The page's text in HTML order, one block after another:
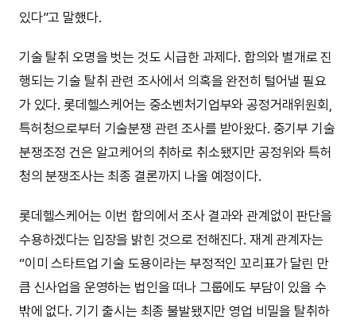
있다”고 말했다.
기술 탈취 오명을 벗는 것도 시급한 과제다. 합의와 별개로 진
행되는 기술 탈취 관련 조사에서 의혹을 완전히 털어낼 필요
가 있다. 롯데헬스케어는 중소벤처기업부와 공정거래위원회,
특허청으로부터 기술분쟁 관련 조사를 받아왔다. 중기부 기술
분쟁조정 건은 알고케어의 취하로 취소됐지만 공정위와 특허
청의 분쟁조사는 최종 결론까지 나올 예정이다.
롯데헬스케어는 이번 합의에서 조사 결과와 관계없이 판단을
수용하겠다는 입장을 밝힌 것으로 전해진다. 재계 관계자는
“이미 스타트업 기술 도용이라는 부정적인 꼬리표가 달린 만
큼 신사업을 운영하는 법인을 떠나 그룹에도 부담이 있을 수
밖에 없다. 기기 출시는 최종 불발됐지만 영업 비밀을 탈취하